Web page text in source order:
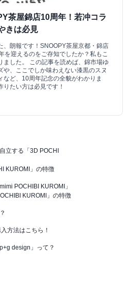
茶屋錦店10周年！若冲コラ
きは必見
、朗報です！SNOOPY茶屋京都・錦店
を迎えるのをご存知でしたか？私もこ
ました。 この記事を読めば、錦市場ゆ
や、ここでしか味わえない漆黒のスヌ
など、10周年記念の全貌がわかりま
たい方は必見です！
立する「3D POCHI
KUROMI」の特徴
POCHIBI KUROMI」
KUROMI」の特徴
方法はこちら！
design」って？